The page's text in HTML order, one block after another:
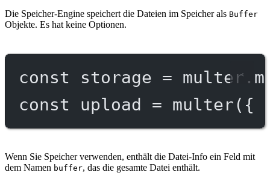
Die Speicher-Engine speichert die Dateien im Speicher als Buffer
Objekte. Es hat keine Optionen.
const storage = multer.
const
upload = multer({
Wenn Sie Speicher verwenden, enthält die Datei-Info ein Feld mit
dem Namen buffer, das die gesamte Datei enthält.